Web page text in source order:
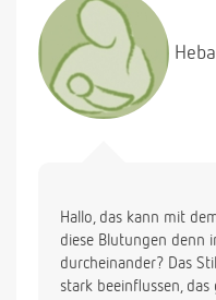
Hallo, das kann mit
diese Blutungen denn
durcheinander? Das
stark beeinflussen,